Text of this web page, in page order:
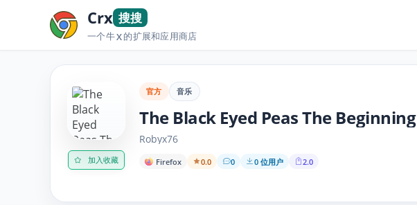
Crx 搜搜
一个牛X的扩展和应用商店
加入收藏
官方 音乐
The Black Eyed Peas The Beginning
Robyx76
Firefox 0.0 0 0 位用户 2.0